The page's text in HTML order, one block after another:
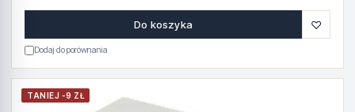
Do koszyka ♡
Dodaj do porównania
TANIEJ -9 ZŁ